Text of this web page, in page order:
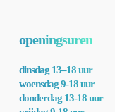
openingsuren
dinsdag 13–18 uur
woensdag 9-18 uur
donderdag 13-18 uur